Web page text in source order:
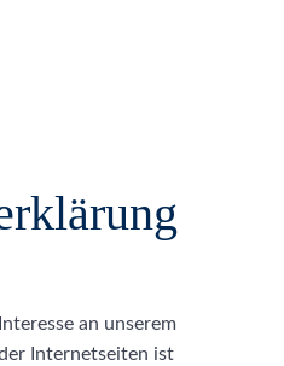
an unserem
Internetseiten ist